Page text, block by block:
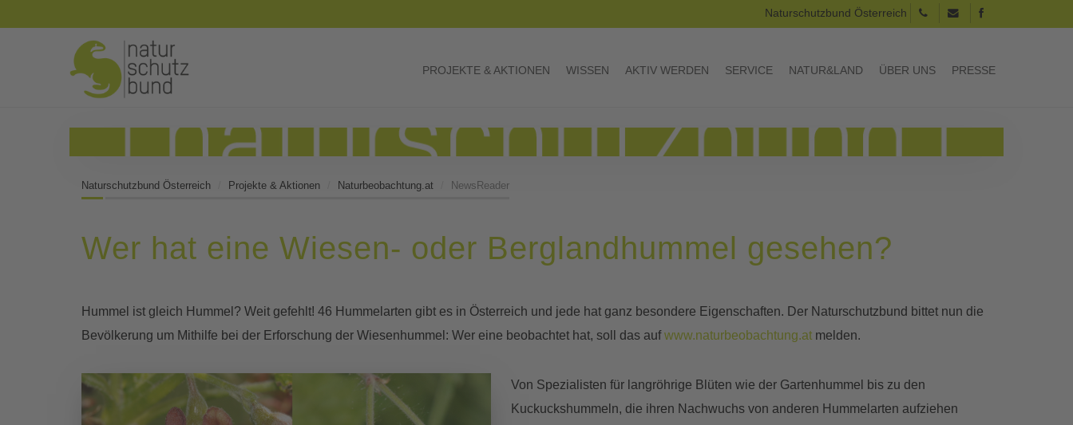
Naturschutzbund Österreich
PROJEKTE & AKTIONEN WISSEN AKTIV WERDEN SERVICE NATUR&LAND ÜBER UNS PRESSE
Naturschutzbund Österreich Projekte & Aktionen Naturbeobachtung.at NewsReader
Wer hat eine Wiesen- oder Berglandhummel gesehen?
Hummel ist gleich Hummel? Weit gefehlt! 46 Hummelarten gibt es in Österreich und jede hat ganz besondere Eigenschaften. Der Naturschutzbund bittet nun die
Bevölkerung um Mithilfe bei der Erforschung der Wiesenhummel: Wer eine beobachtet hat, soll das aufwww.naturbeobachtung.at melden.
Von Spezialisten für langröhrige Blüten wie der Gartenhummel bis zu den
Kuckuckshummeln, die ihren Nachwuchs von anderen Hummelarten aufziehen